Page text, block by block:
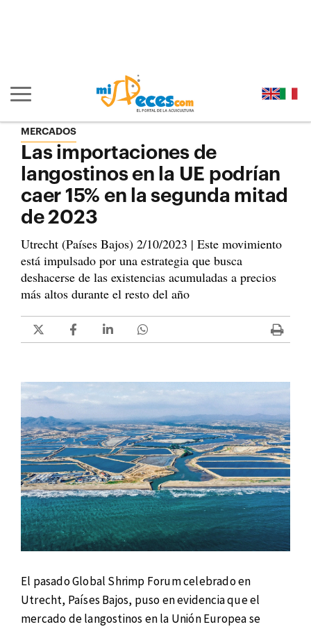
Mostrar/ocultar navegación principal
MERCADOS
Las importaciones de
langostinos en la UE podrían
caer 15% en la segunda mitad
de 2023
Utrecht (Países Bajos) 2/10/2023 | Este movimiento
está impulsado por una estrategia que busca
deshacerse de las existencias acumuladas a precios
más altos durante el resto del año
El pasado Global Shrimp Forum celebrado en
Utrecht, Países Bajos, puso en evidencia que el
mercado de langostinos en la Unión Europea se